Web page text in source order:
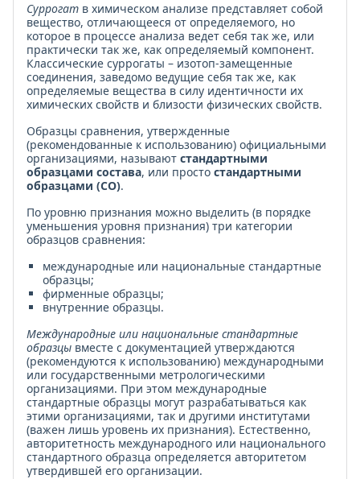
Суррогат в химическом анализе представляет собой
вещество, отличающееся от определяемого, но
которое в процессе анализа ведет себя так же, или
практически так же, как определяемый компонент.
Классические суррогаты – изотоп-замещенные
соединения, заведомо ведущие себя так же, как
определяемые вещества в силу идентичности их
химических свойств и близости физических свойств.
Образцы сравнения, утвержденные
(рекомендованные к использованию) официальными
организациями, называют стандартными
образцами состава, или просто стандартными
образцами (СО).
По уровню признания можно выделить (в порядке
уменьшения уровня признания) три категории
образцов сравнения:
международные или национальные стандартные
образцы;
фирменные образцы;
внутренние образцы.
Международные или национальные стандартные
образцы вместе с документацией утверждаются
(рекомендуются к использованию) международными
или государственными метрологическими
организациями. При этом международные
стандартные образцы могут разрабатываться как
этими организациями, так и другими институтами
(важен лишь уровень их признания). Естественно,
авторитетность международного или национального
стандартного образца определяется авторитетом
утвердившей его организации.